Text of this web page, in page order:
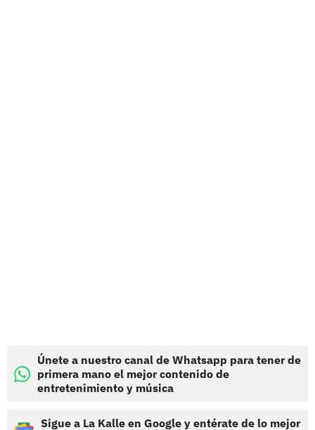
Únete a nuestro canal de Whatsapp para tener de
primera mano el mejor contenido de
entretenimiento y música
Sigue a La Kalle en Google y entérate de lo mejor